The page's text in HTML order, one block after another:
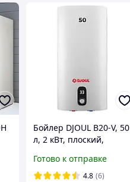
Бойлер DJOUL B20-V, 50
л, 2 кВт, плоский,
мокрый тэн
Готово к отправке
4.8 (6)